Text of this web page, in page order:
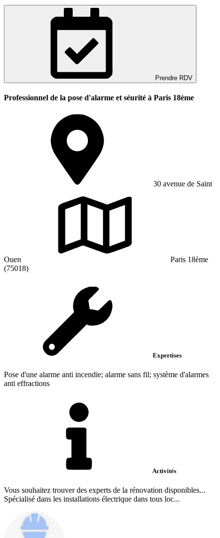
Prendre RDV
Professionnel de la pose d'alarme et séurité à Paris 18ème
30 avenue de Saint
Ouen
Paris 18ème
(75018)
Expertises
Pose d'une alarme anti incendie; alarme sans fil; système d'alarmes
anti effractions
Activités
Vous souhaitez trouver des experts de la rénovation disponibles...
Spécialisé dans les installations électrique dans tous loc...